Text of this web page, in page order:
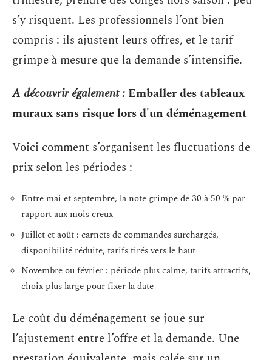
s’y risquent. Les professionnels l’ont bien
compris : ils ajustent leurs offres, et le tarif
grimpe à mesure que la demande s’intensifie.
A découvrir également :Emballer des tableaux
muraux sans risque lors d'un déménagement
Voici comment s’organisent les fluctuations de
prix selon les périodes :
Entre mai et septembre, la note grimpe de 30 à 50 % par
rapport aux mois creux
Juillet et août : carnets de commandes surchargés,
disponibilité réduite, tarifs tirés vers le haut
Novembre ou février : période plus calme, tarifs attractifs,
choix plus large pour fixer la date
Le coût du déménagement se joue sur
l’ajustement entre l’offre et la demande. Une